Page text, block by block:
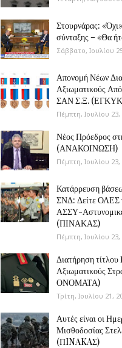
Στουρνάρας:
σύνταξης – «Θα
Σάββατο, Ιουλίου
Απονομή Νέων
Αξιωματικούς
ΣΑΝ Σ.Ξ.
Πέμπτη, Ιουλίου 23,
Νέος Πρόεδρος
(ΑΝΑΚΟΙΝΩΣΗ)
Πέμπτη, Ιουλίου 23,
Κατάρρευση
ΣΝΔ: Δείτε ΟΛΕΣ
ΑΣΣΥ-
(ΠΙΝΑΚΑΣ)
Πέμπτη, Ιουλίου 23,
Διατήρηση
Αξιωματικούς
ΟΝΟΜΑΤΑ)
Τρίτη, Ιουλίου 21,
Αυτές είναι οι
Μισθοδοσίας
(ΠINAKAΣ)